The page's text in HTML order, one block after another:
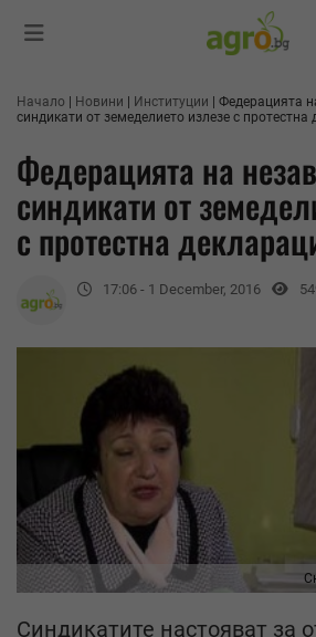
Начало Новини Институции
Федерацията
синдикати от земеделието излезе с протестна
Федерацията на
синдикати от
с протестна
17:06 - 1 December, 2016
Синдикатите настояват за